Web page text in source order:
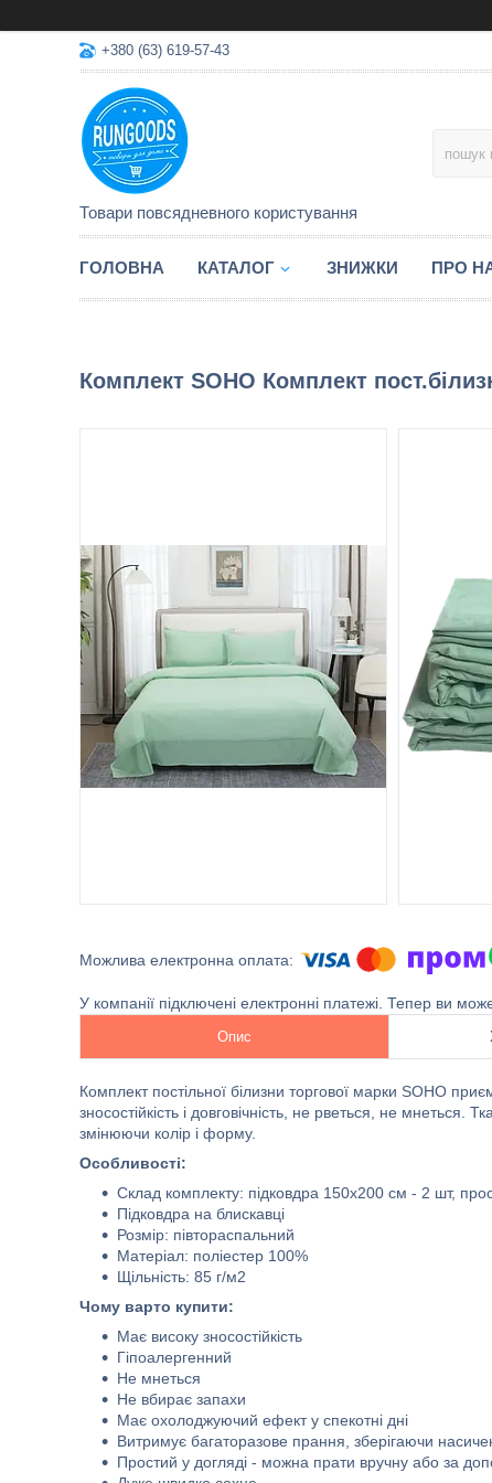
+380 (63) 619-57-43
Товари повсядневного користування
ГОЛОВНА КАТАЛОГ ЗНИЖКИ ПРО
Комплект SOHO Комплект
У компанії підключені електронні платежі. Тепер ви
Опис
Комплект постільної білизни торгової марки SOHO
зносостійкість і довговічність, не рветься, не
змінюючи колір і форму.
Особливості:
Склад комплекту: підковдра 150x200 см - 2 шт,
Підковдра на блискавці
Розмір: півтораспальний
Матеріал: поліестер 100%
Щільність: 85 г/м2
Чому варто купити:
Має високу зносостійкість
Гіпоалергенний
Не мнеться
Не вбирає запахи
Має охолоджуючий ефект у спекотні дні
Витримує багаторазове прання, зберігаючи
Простий у догляді - можна прати вручну або за